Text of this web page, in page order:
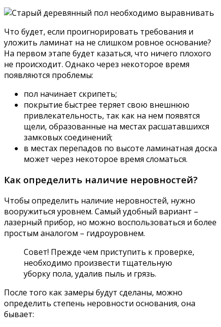
Что будет, если проигнорировать требования и
уложить ламинат на не слишком ровное основание?
На первом этапе будет казаться, что ничего плохого
не происходит. Однако через некоторое время
появляются проблемы:
пол начинает скрипеть;
покрытие быстрее теряет свою внешнюю
привлекательность, так как на нем появятся
щели, образованные на местах расшатавшихся
замковых соединений;
в местах перепадов по высоте ламинатная доска
может через некоторое время сломаться.
Как определить наличие неровностей?
Чтобы определить наличие неровностей, нужно
вооружиться уровнем. Самый удобный вариант –
лазерный прибор, но можно воспользоваться и более
простым аналогом – гидроуровнем.
Совет! Прежде чем приступить к проверке,
необходимо произвести тщательную
уборку пола, удалив пыль и грязь.
После того как замеры будут сделаны, можно
определить степень неровности основания, она
бывает: